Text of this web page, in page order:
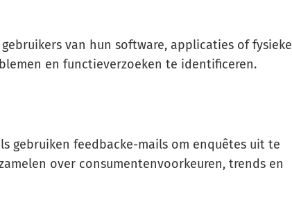
van hun software, applicaties of fysieke
en functieverzoeken te identificeren.
gebruiken feedbacke-mails om enquêtes uit te
over consumentenvoorkeuren, trends en